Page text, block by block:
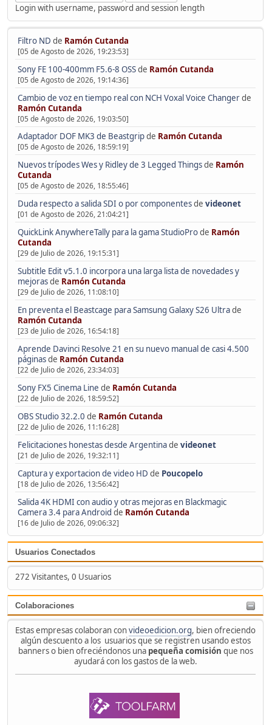
Login with username, password and session length
Filtro ND de Ramón Cutanda
[05 de Agosto de 2026, 19:23:53]
Sony FE 100-400mm F5.6-8 OSSde Ramón Cutanda
[05 de Agosto de 2026, 19:14:36]
Cambio de voz en tiempo real con NCH Voxal Voice Changerde
Ramón Cutanda
[05 de Agosto de 2026, 19:03:50]
Adaptador DOF MK3 de Beastgripde Ramón Cutanda
[05 de Agosto de 2026, 18:59:19]
Nuevos trípodes Wes y Ridley de 3 Legged Thingsde Ramón
Cutanda
[05 de Agosto de 2026, 18:55:46]
Duda respecto a salida SDI o por componentesde videonet
[01 de Agosto de 2026, 21:04:21]
QuickLink AnywhereTally para la gama StudioProde Ramón
Cutanda
[29 de Julio de 2026, 19:15:31]
Subtitle Edit v5.1.0 incorpora una larga lista de novedades y
mejorasde Ramón Cutanda
[29 de Julio de 2026, 11:08:10]
En preventa el Beastcage para Samsung Galaxy S26 Ultrade
Ramón Cutanda
[23 de Julio de 2026, 16:54:18]
Aprende Davinci Resolve 21 en su nuevo manual de casi 4.500
páginasde Ramón Cutanda
[22 de Julio de 2026, 23:34:03]
Sony FX5 Cinema Line de Ramón Cutanda
[22 de Julio de 2026, 18:59:52]
OBS Studio 32.2.0 de Ramón Cutanda
[22 de Julio de 2026, 11:16:28]
Felicitaciones honestas desde Argentinade videonet
[21 de Julio de 2026, 19:32:11]
Captura y exportacion de video HD de Poucopelo
[18 de Julio de 2026, 13:56:42]
Salida 4K HDMI con audio y otras mejoras en Blackmagic
Camera 3.4 para Android de Ramón Cutanda
[16 de Julio de 2026, 09:06:32]
Usuarios Conectados
272 Visitantes, 0 Usuarios
Colaboraciones
Estas empresas colaboran convideoedicion.org, bien ofreciendo
algún descuento a los usuarios que se registren usando estos
banners o bien ofreciéndonos una pequeña comisión que nos
ayudará con los gastos de la web.